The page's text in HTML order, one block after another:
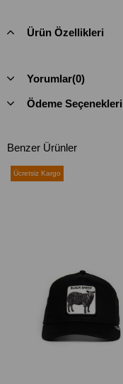
Ürün Özellikleri
Yorumlar(0)
Ödeme Seçenekleri
Benzer Ürünler
Ücretsiz Kargo